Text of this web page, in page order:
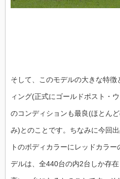
そして、このモデルの大きな特
ィング(正式にゴールドポスト・
のコンディションも最良(ほとん
み)とのことです。ちなみに今回
トのボディカラーにレッドカラ
デルは、全440台の内2台しか存